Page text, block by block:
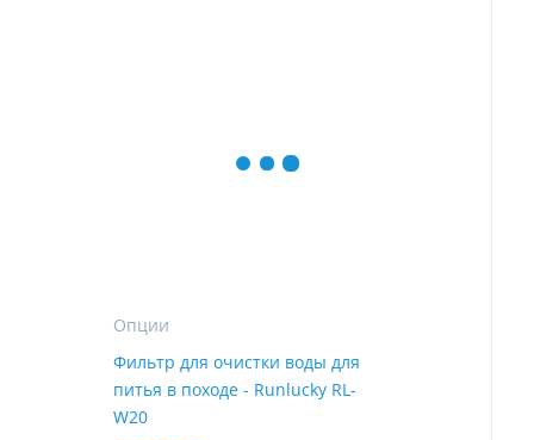
Опции
Фильтр для очистки воды для
питья в походе - Runlucky RL-
W20